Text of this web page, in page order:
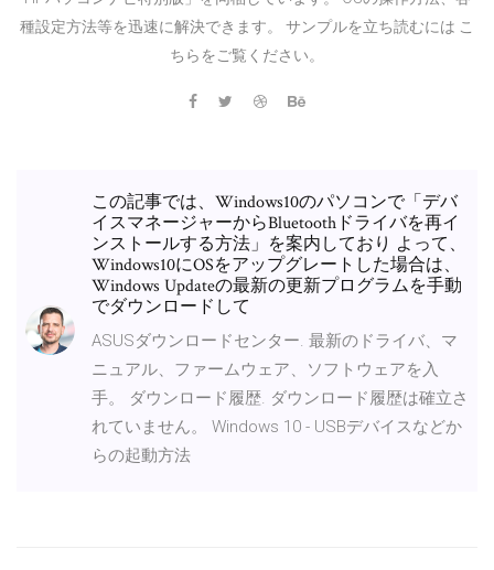
種設定方法等を迅速に解決できます。 サンプルを立ち読むには こ
ちらをご覧ください。
この記事では、Windows10のパソコンで「デバ
イスマネージャーからBluetoothドライバを再イ
ンストールする方法」を案内しており よって、
Windows10にOSをアップグレートした場合は、
Windows Updateの最新の更新プログラムを手動
でダウンロードして
ASUSダウンロードセンター. 最新のドライバ、マ
ニュアル、ファームウェア、ソフトウェアを入
手。 ダウンロード履歴. ダウンロード履歴は確立さ
れていません。 Windows 10 - USBデバイスなどか
らの起動方法